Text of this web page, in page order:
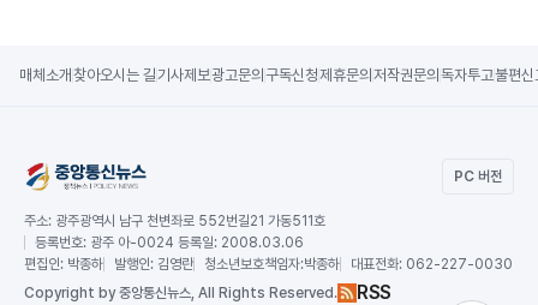
매체소개 찾아오시는 길기사제보광고문의 구독신청제휴문의 저작권문의 독자투고불편신
PC 버전
주소: 광주광역시 남구 천변좌로 552번길21 가동511호
등록번호: 광주 아-0024 등록일: 2008.03.06
편집인: 박종하 발행인: 김영란 청소년보호책임자:박종하 대표전화: 062-227-0030
Copyright by 중앙통신뉴스, All Rights Reserved. RSS